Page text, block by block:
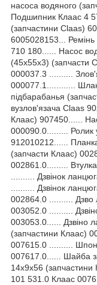
насоса водяного
Подшипник Клаас 4
(запчастини Claas)
6005028153...
710 180...... Насос
(45x55x3) (запчасти
000037.3 ..........
000077.1............
підбарабанья
вузлов'язача Claas
Клаас) 907450......
000090.0......... Ролик
912010212......
(запчасти Клаас)
002861.0.........
.......... Дзвінок
.......... Дзвінок
002864.0 .......... Дзво
003052.0 ..........
003053.0...... Дзвіно
(запчастини Клаас)
007615.0 ..........
007617.0...... Шайба
14x9x56
101 531.0 Клаас